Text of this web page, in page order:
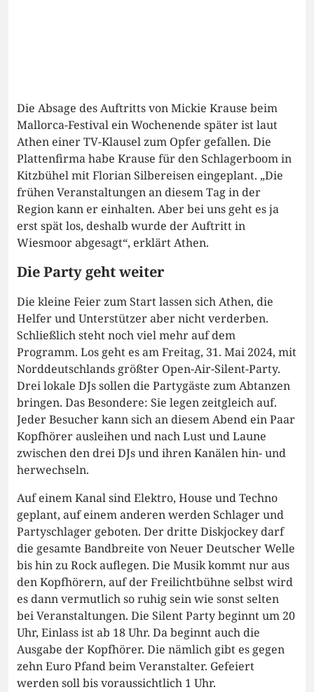
Die Absage des Auftritts von Mickie Krause beim
Mallorca-Festival ein Wochenende später ist laut
Athen einer TV-Klausel zum Opfer gefallen. Die
Plattenfirma habe Krause für den Schlagerboom in
Kitzbühel mit Florian Silbereisen eingeplant. „Die
frühen Veranstaltungen an diesem Tag in der
Region kann er einhalten. Aber bei uns geht es ja
erst spät los, deshalb wurde der Auftritt in
Wiesmoor abgesagt“, erklärt Athen.
Die Party geht weiter
Die kleine Feier zum Start lassen sich Athen, die
Helfer und Unterstützer aber nicht verderben.
Schließlich steht noch viel mehr auf dem
Programm. Los geht es am Freitag, 31. Mai 2024, mit
Norddeutschlands größter Open-Air-Silent-Party.
Drei lokale DJs sollen die Partygäste zum Abtanzen
bringen. Das Besondere: Sie legen zeitgleich auf.
Jeder Besucher kann sich an diesem Abend ein Paar
Kopfhörer ausleihen und nach Lust und Laune
zwischen den drei DJs und ihren Kanälen hin- und
herwechseln.
Auf einem Kanal sind Elektro, House und Techno
geplant, auf einem anderen werden Schlager und
Partyschlager geboten. Der dritte Diskjockey darf
die gesamte Bandbreite von Neuer Deutscher Welle
bis hin zu Rock auflegen. Die Musik kommt nur aus
den Kopfhörern, auf der Freilichtbühne selbst wird
es dann vermutlich so ruhig sein wie sonst selten
bei Veranstaltungen. Die Silent Party beginnt um 20
Uhr, Einlass ist ab 18 Uhr. Da beginnt auch die
Ausgabe der Kopfhörer. Die nämlich gibt es gegen
zehn Euro Pfand beim Veranstalter. Gefeiert
werden soll bis voraussichtlich 1 Uhr.